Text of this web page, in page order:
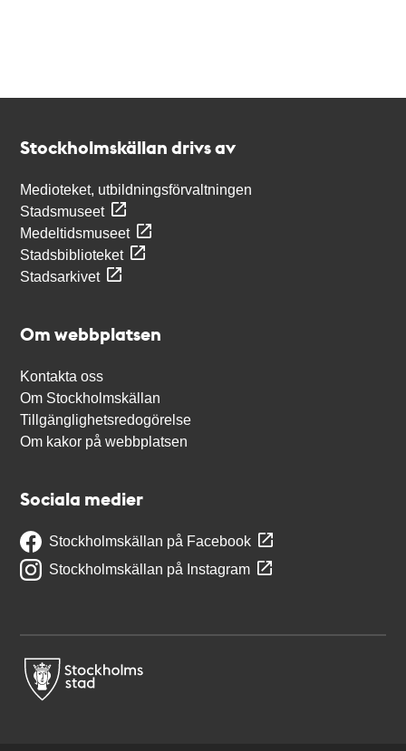
Stockholmskällan drivs av
Medioteket, utbildningsförvaltningen
Stadsmuseet
Medeltidsmuseet
Stadsbiblioteket
Stadsarkivet
Om webbplatsen
Kontakta oss
Om Stockholmskällan
Tillgänglighetsredogörelse
Om kakor på webbplatsen
Sociala medier
Stockholmskällan på Facebook
Stockholmskällan på Instagram